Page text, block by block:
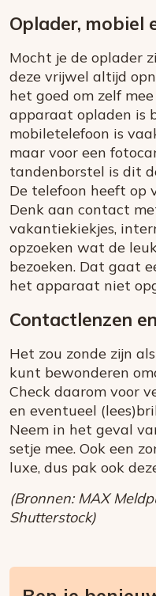
Oplader, mobiel
Mocht je de oplader
deze vrijwel altijd
het goed om zelf
apparaat opladen is
mobiletelefoon is
maar voor een
tandenborstel is dit
De telefoon heeft op
Denk aan contact
vakantiekiekjes,
opzoeken wat de
bezoeken. Dat gaat
het apparaat niet
Contactlenzen
Het zou zonde zijn
kunt bewonderen
Check daarom voor
en eventueel
Neem in het geval
setje mee. Ook een
luxe, dus pak ook
(Bronnen: MAX
Shutterstock)